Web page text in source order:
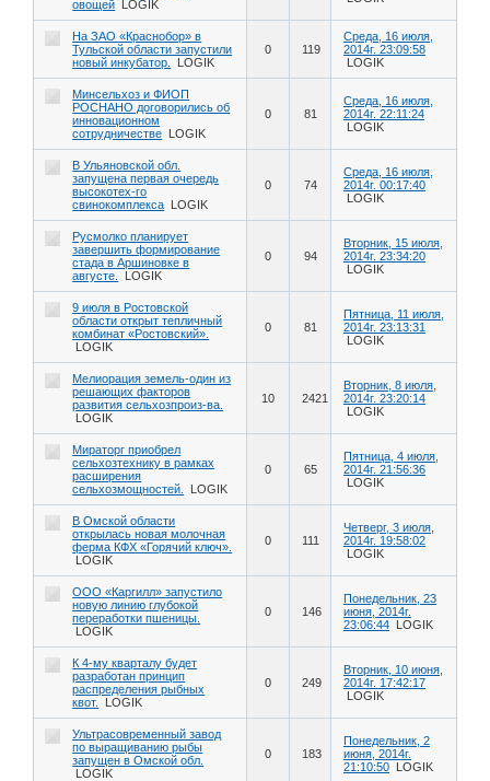
овощей LOGIK
На ЗАО «Краснобор» в
Тульской области запустили
новый инкубатор.
LOGIK
0 119
Среда, 16 июля,
2014г. 23:09:58
LOGIK
Минсельхоз и ФИОП
РОСНАНО договорились об
инновационном
сотрудничестве LOGIK
0 81
Среда, 16 июля,
2014г. 22:11:24
LOGIK
В Ульяновской обл.
запущена первая очередь
высокотех-го
свинокомплекса LOGIK
0 74
Среда, 16 июля,
2014г. 00:17:40
LOGIK
Русмолко планирует
завершить формирование
стада в Аршиновке в
августе.
LOGIK
0 94
Вторник, 15 июля,
2014г. 23:34:20
LOGIK
9 июля в Ростовской
области открыт тепличный
комбинат «Ростовский».
LOGIK
0 81
Пятница, 11 июля,
2014г. 23:13:31
LOGIK
Мелиорация земель-один из
решающих факторов
развития сельхозпроиз-ва.
LOGIK
10 2421
Вторник, 8 июля,
2014г. 23:20:14
LOGIK
Мираторг приобрел
сельхозтехнику в рамках
расширения
сельхозмощностей.
LOGIK
0 65
Пятница, 4 июля,
2014г. 21:56:36
LOGIK
В Омской области
открылась новая молочная
ферма КФХ «Горячий ключ».
LOGIK
0 111
Четверг, 3 июля,
2014г. 19:58:02
LOGIK
ООО «Каргилл» запустило
новую линию глубокой
переработки пшеницы.
LOGIK
0 146
Понедельник, 23
июня, 2014г.
23:06:44 LOGIK
К 4-му кварталу будет
разработан принцип
распределения рыбных
квот.
LOGIK
0 249
Вторник, 10 июня,
2014г. 17:42:17
LOGIK
Ультрасовременный завод
по выращиванию рыбы
запущен в Омской обл.
LOGIK
0 183
Понедельник, 2
июня, 2014г.
21:10:50 LOGIK